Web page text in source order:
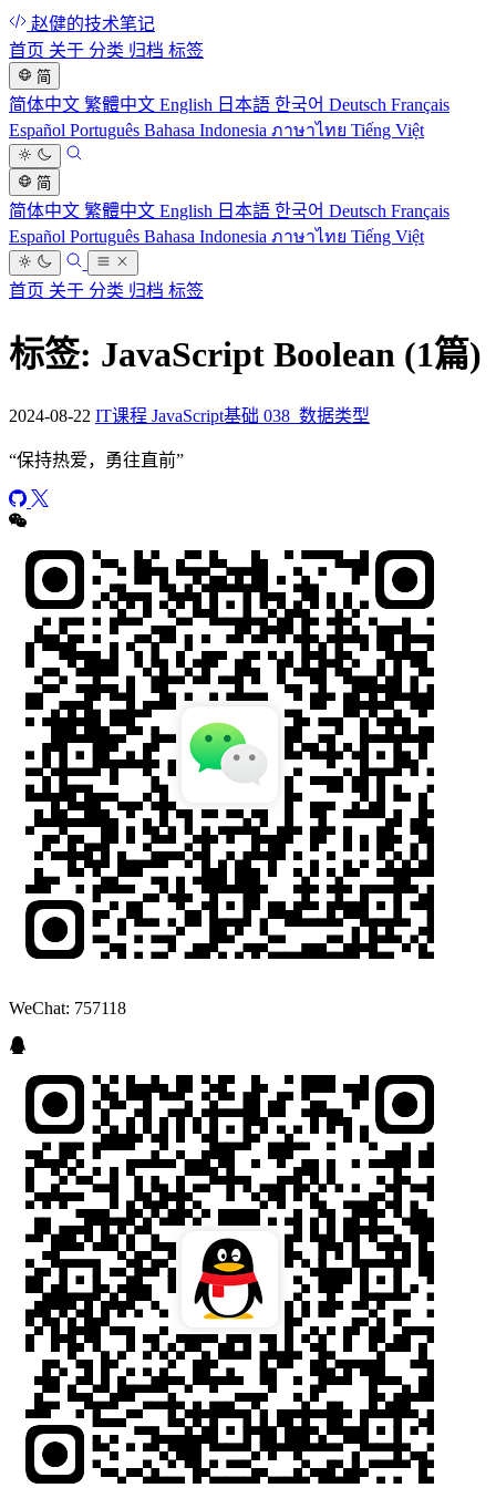
赵健的技术笔记
首页 关于 分类 归档 标签
简
简体中文 繁體中文 English 日本語 한국어 Deutsch Français
Español Português Bahasa Indonesia ภาษาไทย Tiếng Việt
简
简体中文 繁體中文 English 日本語 한국어 Deutsch Français
Español Português Bahasa Indonesia ภาษาไทย Tiếng Việt
首页 关于 分类 归档 标签
标签: JavaScript Boolean (1篇)
2024-08-22 IT课程 JavaScript基础 038_数据类型
“保持热爱，勇往直前”
WeChat: 757118